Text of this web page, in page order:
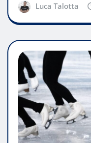
Luca Talotta